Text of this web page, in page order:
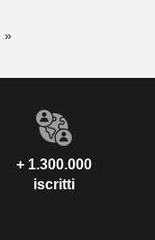
+ 1.300.000
iscritti